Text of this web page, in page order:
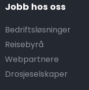
Jobb hos oss
Bedriftsløsninger
Reisebyrå
Webpartnere
Drosjeselskaper